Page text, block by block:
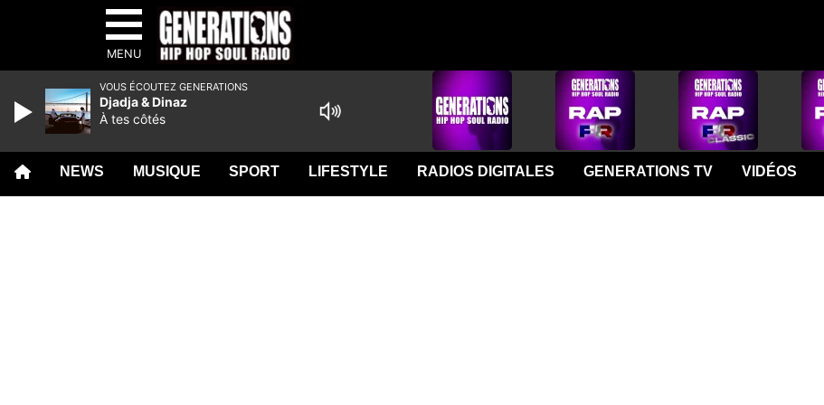
MENU
NEWS MUSIQUE SPORT LIFESTYLE RADIOS DIGITALES GENERATIONS TV VIDÉOS
VOUS ÉCOUTEZ GENERATIONS
Djadja & Dinaz
À tes côtés